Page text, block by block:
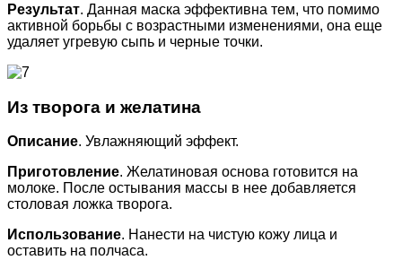
Результат. Данная маска эффективна тем, что помимо
активной борьбы с возрастными изменениями, она еще
удаляет угревую сыпь и черные точки.
Из творога и желатина
Описание. Увлажняющий эффект.
Приготовление. Желатиновая основа готовится на
молоке. После остывания массы в нее добавляется
столовая ложка творога.
Использование. Нанести на чистую кожу лица и
оставить на полчаса.